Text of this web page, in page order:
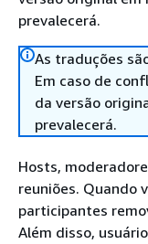
prevalecerá.
As traduções
Em caso de
da versão
prevalecerá.
Hosts,
reuniões. Quando
participantes
Além disso,